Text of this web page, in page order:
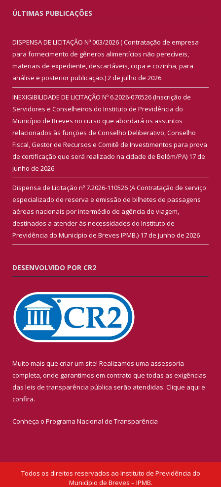
ÚLTIMAS PUBLICAÇÕES
DISPENSA DE LICITAÇÃO Nº 003/2026 ( Contratação de empresa
para fornecimento de gêneros alimentícios não perecíveis,
materiais de expediente, descartáveis, copa e cozinha, para
análise e posterior publicação.)2 de julho de 2026
INEXIGIBILIDADE DE LICITAÇÃO Nº 6.2026-070526 (Inscrição de
Servidores e Conselheiros do Instituto de Previdência do
Município de Breves no curso que abordará os assuntos
relacionados às funções de Conselho Deliberativo, Conselho
Fiscal, Gestor de Recursos e Comitê de Investimentos para prova
de certificação que será realizado na cidade de Belém/PA) 17 de
junho de 2026
Dispensa de Licitação nº 7.2026-110526 (A Contratação de serviço
especializado de reserva e emissão de bilhetes de passagens
aéreas nacionais por intermédio de agência de viagem,
destinados a atender às necessidades do Instituto de
Previdência do Município de Breves IPMB.) 17 de junho de 2026
DESENVOLVIDO POR CR2
Muito mais que criar um site! Realizamos uma assessoria
completa, onde garantimos em contrato que todas as exigências
das leis de transparência pública serão atendidas. Clique aqui e
confira.
Conheça o Programa Nacional de Transparência
Todos os direitos reservados ao Instituto de Previdência do
Município de Breves – IPMB.